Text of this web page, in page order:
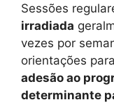
Sessões
irradiada
vezes por
orientações
adesão ao
determinante